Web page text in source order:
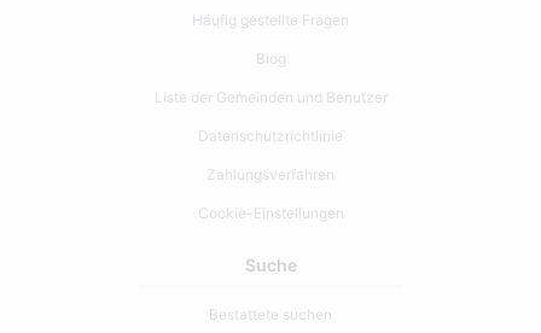
Häufig gestellte Fragen
Blog
Liste der Gemeinden und Benutzer
Datenschutzrichtlinie
Zahlungsverfahren
Cookie-Einstellungen
Suche
Bestattete suchen